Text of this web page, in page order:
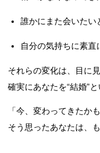
誰かにまた会いたい
自分の気持ちに素直
それらの変化は、目に
確実にあなたを“結婚”
「今、変わってきたか
そう思ったあなたは、